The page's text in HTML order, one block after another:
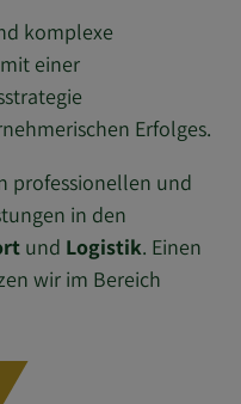
komplexe
einer
Erfolges.
professionellen und
in den
und Logistik. Einen
wir im Bereich